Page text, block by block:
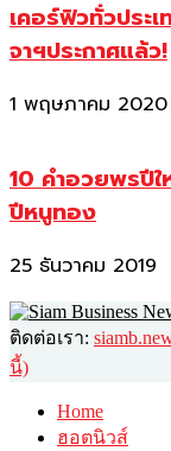
เคอร์ฟิวทั่วประ
จาฯประกาศแล้ว!
1 พฤษภาคม 2020
10 คำอวยพรปี
ปีหนูทอง
25 ธันวาคม 2019
ติดต่อเรา:
นี้)
Home
ฮอตนิวส์